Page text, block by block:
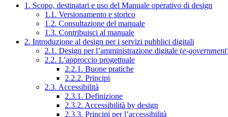
1. Scopo, destinatari e uso del Manuale operativo di design
1.1. Versionamento e storico
1.2. Consultazione del manuale
1.3. Contribuisci al manuale
2. Introduzione al design per i servizi pubblici digitali
2.1. Design per l’amministrazione digitale (e-government
2.2. L’approccio progettuale
2.2.1. Buone pratiche
2.2.2. Principi
2.3. Accessibilità
2.3.1. Definizione
2.3.2. Accessibilità by design
2.3.3. Principi per l’accessibilità